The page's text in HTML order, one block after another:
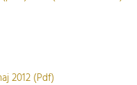
2012 (Pdf)